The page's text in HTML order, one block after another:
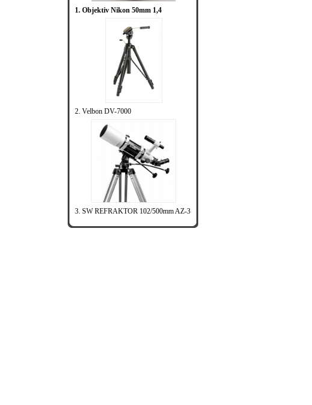
1. Objektiv Nikon 50mm 1,4
2. Velbon DV-7000
3. SW REFRAKTOR 102/500mm AZ-3